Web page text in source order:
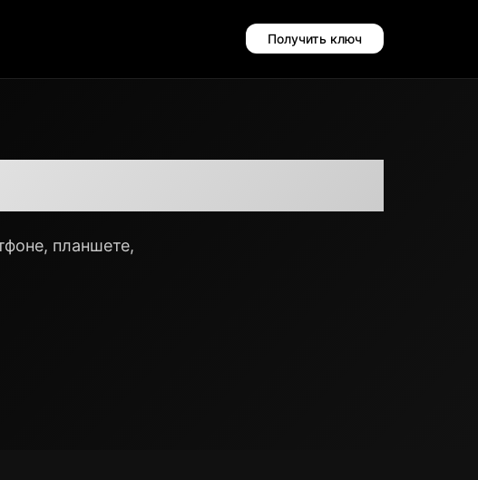
Получить ключ
планшете,